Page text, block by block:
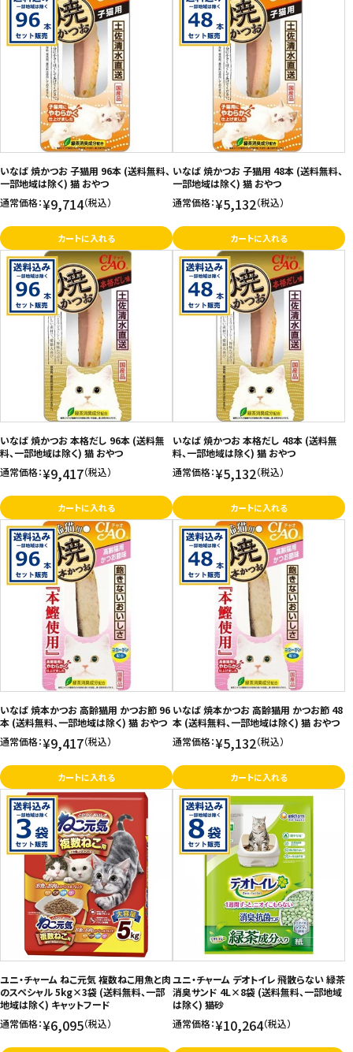
いなば 焼かつお 子猫用 96本 (送料無料、
一部地域は除く) 猫 おやつ
通常価格：¥9,714（税込）
カートに入れる
いなば 焼かつお 子猫用 48本 (送料無料、
一部地域は除く) 猫 おやつ
通常価格：¥5,132（税込）
カートに入れる
いなば 焼かつお 本格だし 96本 (送料無
料、一部地域は除く) 猫 おやつ
通常価格：¥9,417（税込）
カートに入れる
いなば 焼かつお 本格だし 48本 (送料無
料、一部地域は除く) 猫 おやつ
通常価格：¥5,132（税込）
カートに入れる
いなば 焼本かつお 高齢猫用 かつお節 96
本 (送料無料、一部地域は除く) 猫 おやつ
通常価格：¥9,417（税込）
カートに入れる
いなば 焼本かつお 高齢猫用 かつお節 48
本 (送料無料、一部地域は除く) 猫 おやつ
通常価格：¥5,132（税込）
カートに入れる
ユニ・チャーム ねこ元気 複数ねこ用魚と肉
のスペシャル 5kg×3袋 (送料無料、一部
地域は除く) キャットフード
通常価格：¥6,095（税込）
ユニ・チャーム デオトイレ 飛散らない 緑茶
消臭サンド 4L×8袋 (送料無料、一部地域
は除く) 猫砂
通常価格：¥10,264（税込）